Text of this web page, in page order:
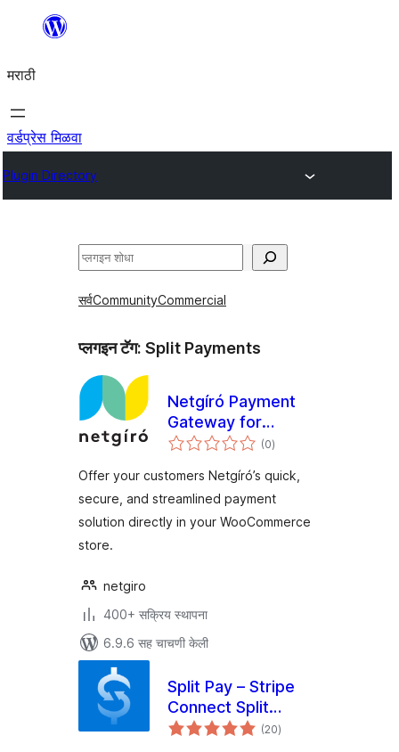
सामुग्रीवर
मराठी
वर्डप्रेस मिळवा
Plugin Directory
शोधा
सर्वCommunityCommercial
प्लगइन टॅग: Split Payments
Netgíró Payment
Gateway for
WooCommerce
(0एकूण
मूल्यांकन
)
Offer your customers Netgíró’s quick,
secure, and streamlined payment
solution directly in your WooCommerce
store.
netgiro
400+ सक्रिय स्थापना
6.9.6 सह चाचणी केली
Split Pay – Stripe
Connect Split
Payments & Multi-
(20एकूण
मूल्यांकन
)